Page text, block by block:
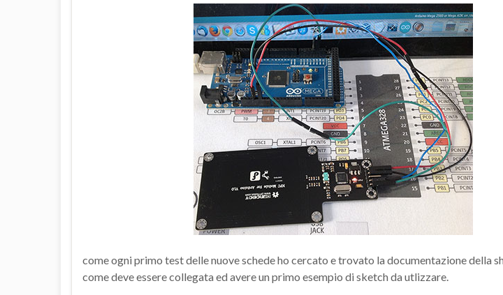
come ogni primo test delle nuove schede ho cercato e trovato la documentazione della
come deve essere collegata ed avere un primo esempio di sketch da utlizzare.